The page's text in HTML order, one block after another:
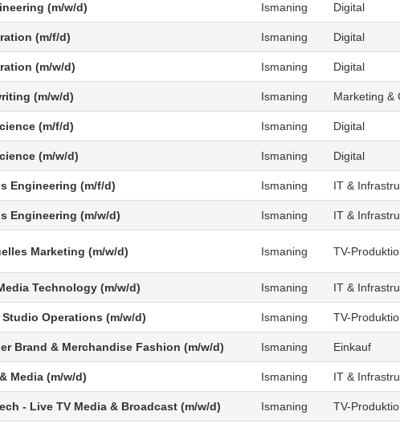
(m/w/d) Ismaning Digital
(m/f/d) Ismaning Digital
(m/w/d) Ismaning Digital
(m/w/d) Ismaning Marketing &
(m/f/d) Ismaning Digital
(m/w/d) Ismaning Digital
Engineering (m/f/d) Ismaning IT &
Engineering (m/w/d) Ismaning IT &
Marketing (m/w/d) Ismaning TV-
Technology (m/w/d) Ismaning IT &
Operations (m/w/d) Ismaning TV-
Brand & Merchandise Fashion (m/w/d) Ismaning Einkauf
Media (m/w/d) Ismaning IT &
- Live TV Media & Broadcast (m/w/d) Ismaning TV-